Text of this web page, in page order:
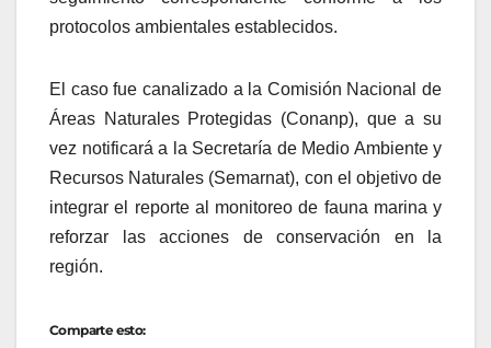
protocolos ambientales establecidos.
El caso fue canalizado a la Comisión Nacional de
Áreas Naturales Protegidas (Conanp), que a su
vez notificará a la Secretaría de Medio Ambiente y
Recursos Naturales (Semarnat), con el objetivo de
integrar el reporte al monitoreo de fauna marina y
reforzar las acciones de conservación en la
región.
Comparte esto: